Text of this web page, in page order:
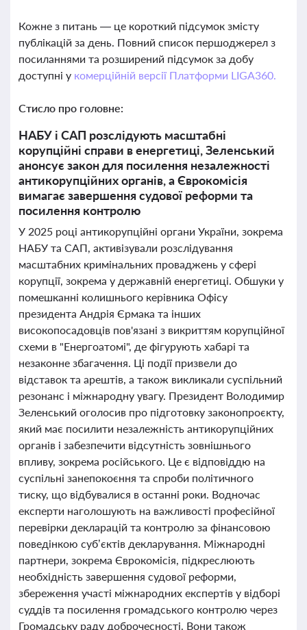
Кожне з питань — це короткий підсумок змісту
публікацій за день. Повний список першоджерел з
посиланнями та розширений підсумок за добу
доступні у комерційній версії Платформи LIGA360.
Стисло про головне:
НАБУ і САП розслідують масштабні
корупційні справи в енергетиці, Зеленський
анонсує закон для посилення незалежності
антикорупційних органів, а Єврокомісія
вимагає завершення судової реформи та
посилення контролю
У 2025 році антикорупційні органи України, зокрема
НАБУ та САП, активізували розслідування
масштабних кримінальних проваджень у сфері
корупції, зокрема у державній енергетиці. Обшуки у
помешканні колишнього керівника Офісу
президента Андрія Єрмака та інших
високопосадовців пов'язані з викриттям корупційної
схеми в "Енергоатомі", де фігурують хабарі та
незаконне збагачення. Ці події призвели до
відставок та арештів, а також викликали суспільний
резонанс і міжнародну увагу. Президент Володимир
Зеленський оголосив про підготовку законопроєкту,
який має посилити незалежність антикорупційних
органів і забезпечити відсутність зовнішнього
впливу, зокрема російського. Це є відповіддю на
суспільні занепокоєння та спроби політичного
тиску, що відбувалися в останні роки. Водночас
експерти наголошують на важливості професійної
перевірки декларацій та контролю за фінансовою
поведінкою суб’єктів декларування. Міжнародні
партнери, зокрема Єврокомісія, підкреслюють
необхідність завершення судової реформи,
збереження участі міжнародних експертів у відборі
суддів та посилення громадського контролю через
Громадську раду доброчесності. Вони також